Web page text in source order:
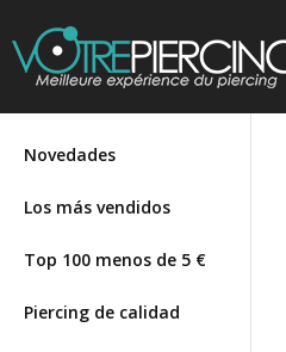
Novedades
Los más vendidos
Top 100 menos de 5 €
Piercing de calidad